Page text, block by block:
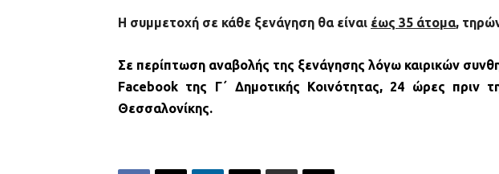
Η συμμετοχή σε κάθε ξενάγηση θα είναι έως 35 άτομα,
Σε περίπτωση αναβολής της ξενάγησης λόγω καιρικών
Facebook της Γ΄ Δημοτικής Κοινότητας, 24 ώρες πριν
Θεσσαλονίκης.